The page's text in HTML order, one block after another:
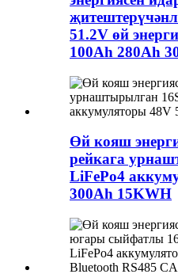
51.2V өй
100Ah 280Ah
Өй кояш
рейкага
LiFePo4
300Ah 15KWH